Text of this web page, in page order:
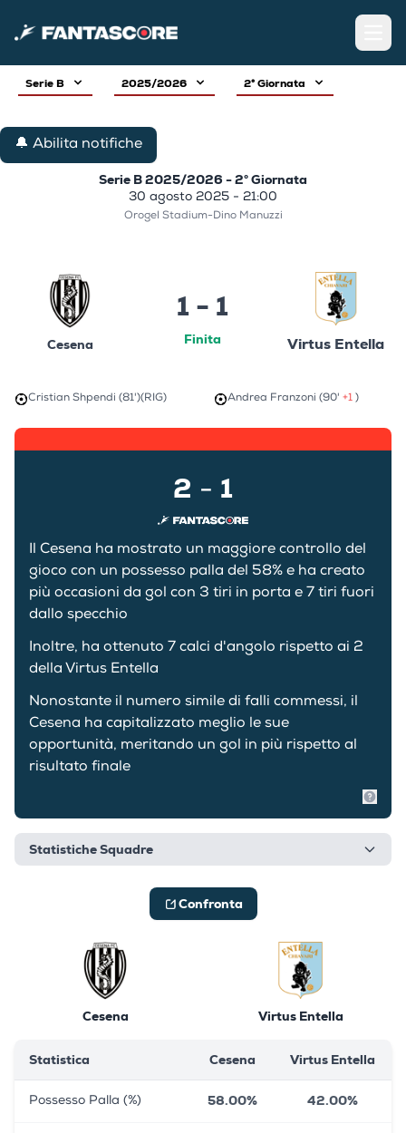
Serie B 2025/2026 2° Giornata
🔔 Abilita notifiche
Serie B 2025/2026 - 2° Giornata
30 agosto 2025 - 21:00
Orogel Stadium-Dino Manuzzi
Cesena
1 - 1
Finita Virtus Entella
Cristian Shpendi (81')(RIG) Andrea Franzoni (90' +1 )
2 - 1
Il Cesena ha mostrato un maggiore controllo del
gioco con un possesso palla del 58% e ha creato
più occasioni da gol con 3 tiri in porta e 7 tiri fuori
dallo specchio
Inoltre, ha ottenuto 7 calci d'angolo rispetto ai 2
della Virtus Entella
Nonostante il numero simile di falli commessi, il
Cesena ha capitalizzato meglio le sue
opportunità, meritando un gol in più rispetto al
risultato finale
Statistiche Squadre
Confronta
Cesena Virtus Entella
Statistica Cesena Virtus Entella
Possesso Palla (%) 58.00% 42.00%